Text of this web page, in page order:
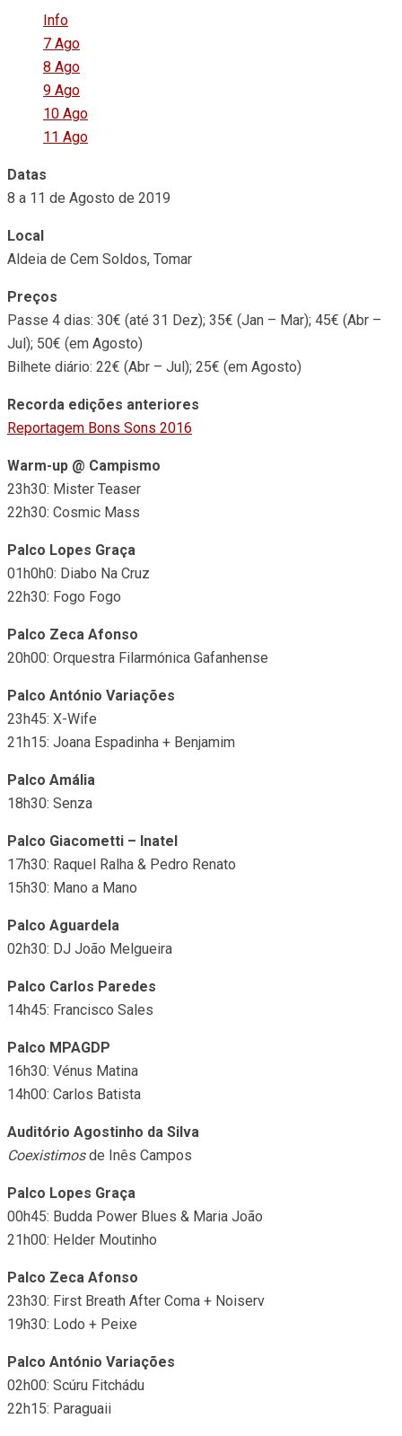
Info
7 Ago
8 Ago
9 Ago
10 Ago
11 Ago
Datas
8 a 11 de Agosto de 2019
Local
Aldeia de Cem Soldos, Tomar
Preços
Passe 4 dias: 30€ (até 31 Dez); 35€ (Jan – Mar); 45€ (Abr –
Jul); 50€ (em Agosto)
Bilhete diário: 22€ (Abr – Jul); 25€ (em Agosto)
Recorda edições anteriores
Reportagem Bons Sons 2016
Warm-up @ Campismo
23h30: Mister Teaser
22h30: Cosmic Mass
Palco Lopes Graça
01h0h0: Diabo Na Cruz
22h30: Fogo Fogo
Palco Zeca Afonso
20h00: Orquestra Filarmónica Gafanhense
Palco António Variações
23h45: X-Wife
21h15: Joana Espadinha + Benjamim
Palco Amália
18h30: Senza
Palco Giacometti – Inatel
17h30: Raquel Ralha & Pedro Renato
15h30: Mano a Mano
Palco Aguardela
02h30: DJ João Melgueira
Palco Carlos Paredes
14h45: Francisco Sales
Palco MPAGDP
16h30: Vénus Matina
14h00: Carlos Batista
Auditório Agostinho da Silva
Coexistimosde Inês Campos
Palco Lopes Graça
00h45: Budda Power Blues & Maria João
21h00: Helder Moutinho
Palco Zeca Afonso
23h30: First Breath After Coma + Noiserv
19h30: Lodo + Peixe
Palco António Variações
02h00: Scúru Fitchádu
22h15: Paraguaii